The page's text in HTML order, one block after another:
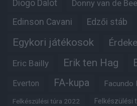
Diogo Dalot Donny van de
Edinson Cavani Edzői stáb
Egykori játékosok
Eric Bailly Erik ten Hag
Everton FA-kupa Facundo
Felkészülési túra 2022 Felkészülési